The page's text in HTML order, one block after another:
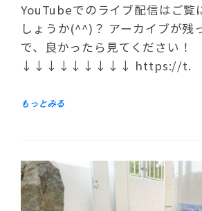
YouTubeでのライブ配信はご覧
しょうか(^^)？ アーカイブが残
で、良かったら見てください！
↓↓↓↓↓↓↓↓↓ https://t.